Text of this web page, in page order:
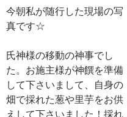
今朝私が随行した現場の写
真です☆
氏神様の移動の神事でし
た。お施主様が神饌を準備
して下さいまして、自身の
畑で採れた葱や里芋をお供
えして下さいました！採れ